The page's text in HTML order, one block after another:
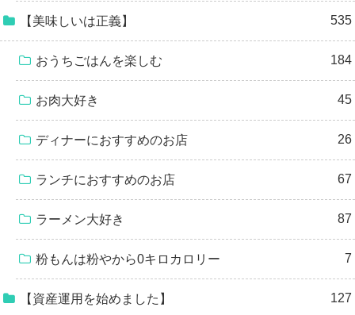
【美味しいは正義】 535
おうちごはんを楽しむ 184
お肉大好き 45
ディナーにおすすめのお店 26
ランチにおすすめのお店 67
ラーメン大好き 87
粉もんは粉やから0キロカロリー 7
【資産運用を始めました】 127